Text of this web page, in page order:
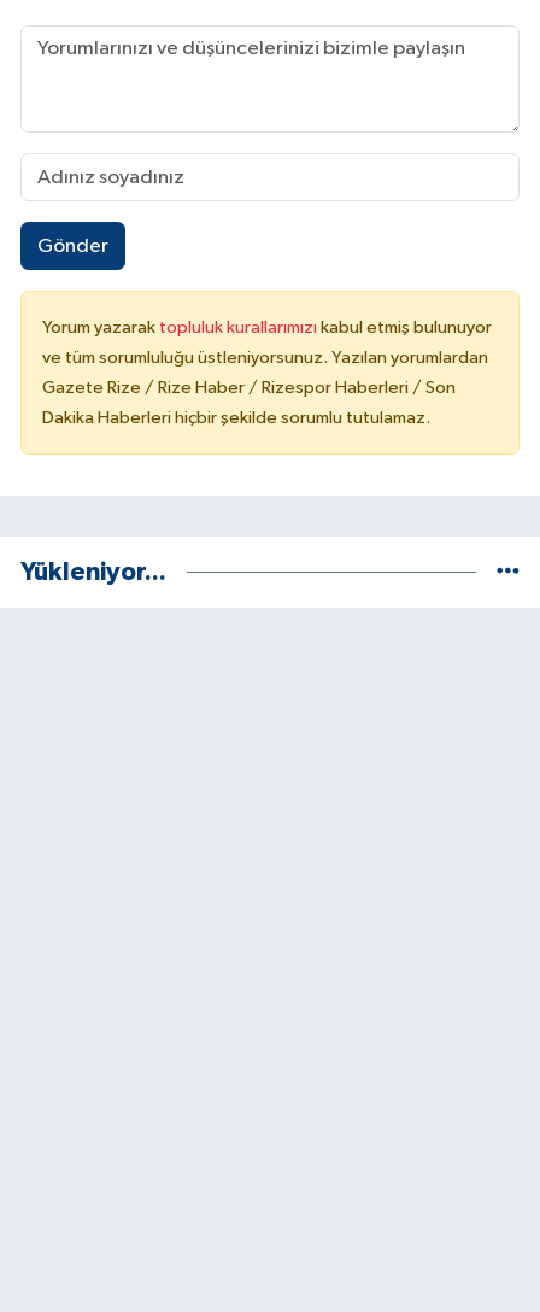
Gönder
Yorum yazarak topluluk kurallarımızı kabul etmiş bulunuyor
ve tüm sorumluluğu üstleniyorsunuz. Yazılan yorumlardan
Gazete Rize / Rize Haber / Rizespor Haberleri / Son
Dakika Haberleri hiçbir şekilde sorumlu tutulamaz.
Yükleniyor...